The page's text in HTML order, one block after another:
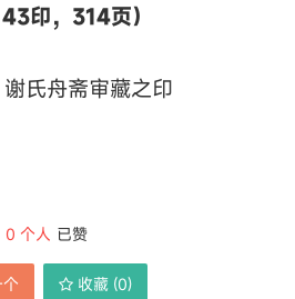
印，314页）
氏舟斋审藏之印
0 个人 已赞
收藏 (0)